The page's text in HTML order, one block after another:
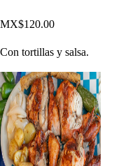
MX$120.00
Con tortillas y salsa.